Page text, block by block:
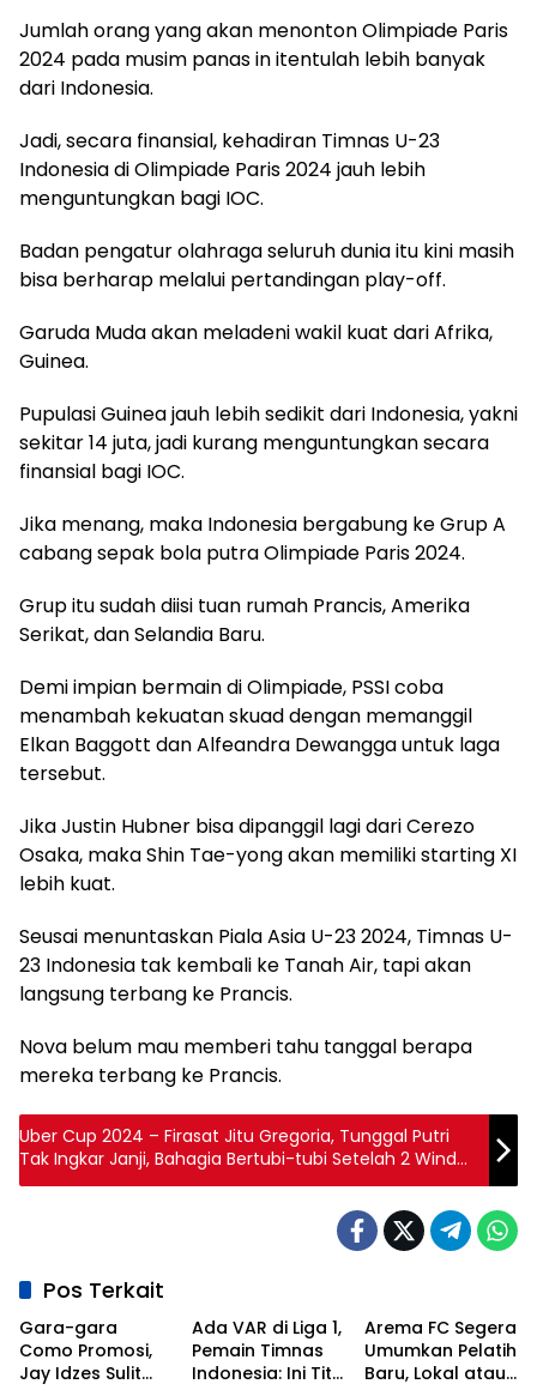
Jumlah orang yang akan menonton Olimpiade Paris
2024 pada musim panas in itentulah lebih banyak
dari Indonesia.
Jadi, secara finansial, kehadiran Timnas U-23
Indonesia di Olimpiade Paris 2024 jauh lebih
menguntungkan bagi IOC.
Badan pengatur olahraga seluruh dunia itu kini masih
bisa berharap melalui pertandingan play-off.
Garuda Muda akan meladeni wakil kuat dari Afrika,
Guinea.
Pupulasi Guinea jauh lebih sedikit dari Indonesia, yakni
sekitar 14 juta, jadi kurang menguntungkan secara
finansial bagi IOC.
Jika menang, maka Indonesia bergabung ke Grup A
cabang sepak bola putra Olimpiade Paris 2024.
Grup itu sudah diisi tuan rumah Prancis, Amerika
Serikat, dan Selandia Baru.
Demi impian bermain di Olimpiade, PSSI coba
menambah kekuatan skuad dengan memanggil
Elkan Baggott dan Alfeandra Dewangga untuk laga
tersebut.
Jika Justin Hubner bisa dipanggil lagi dari Cerezo
Osaka, maka Shin Tae-yong akan memiliki starting XI
lebih kuat.
Seusai menuntaskan Piala Asia U-23 2024, Timnas U-
23 Indonesia tak kembali ke Tanah Air, tapi akan
langsung terbang ke Prancis.
Nova belum mau memberi tahu tanggal berapa
mereka terbang ke Prancis.
Uber Cup 2024 – Firasat Jitu Gregoria, Tunggal Putri
Tak Ingkar Janji, Bahagia Bertubi-tubi Setelah 2 Windu
Menanti
Pos Terkait
Gara-gara
Como Promosi,
Jay Idzes Sulit
Ada VAR di Liga 1,
Pemain Timnas
Indonesia: Ini Titik
Arema FC Segera
Umumkan Pelatih
Baru, Lokal atau